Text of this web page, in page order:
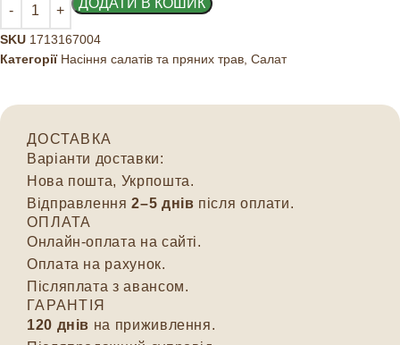
ДОДАТИ В КОШИК
SKU 1713167004
Категорії Насіння салатів та пряних трав Салат
ДОСТАВКА
Варіанти доставки:
Нова пошта, Укрпошта.
Відправлення2–5 днів після оплати.
ОПЛАТА
Онлайн-оплата на сайті.
Оплата на рахунок.
Післяплата з авансом.
ГАРАНТІЯ
120 днів на приживлення.